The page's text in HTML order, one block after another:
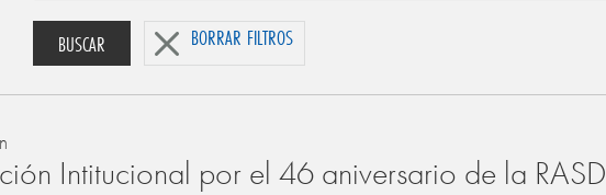
BUSCAR BORRAR FILTROS
Intitucional por el 46 aniversario de la RASD